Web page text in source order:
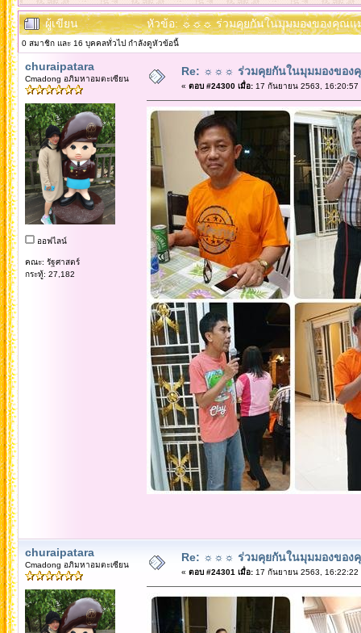
ผู้เขียน หัวข้อ: ☼☼☼ ร่วมคุยกันในมุมมองของคุณแ
0 สมาชิก และ 16 บุคคลทั่วไป กำลังดูหัวข้อนี้
churaipatara
Cmadong อภิมหาอมตะเซียน
ออฟไลน์
คณะ: รัฐศาสตร์
กระทู้: 27,182
Re: ☼☼☼ ร่วมคุยกันในมุมมองของ
« ตอบ #24300 เมื่อ:17 กันยายน 2563, 16:20:57
churaipatara
Cmadong อภิมหาอมตะเซียน
Re: ☼☼☼ ร่วมคุยกันในมุมมองของ
« ตอบ #24301 เมื่อ:17 กันยายน 2563, 16:22:22